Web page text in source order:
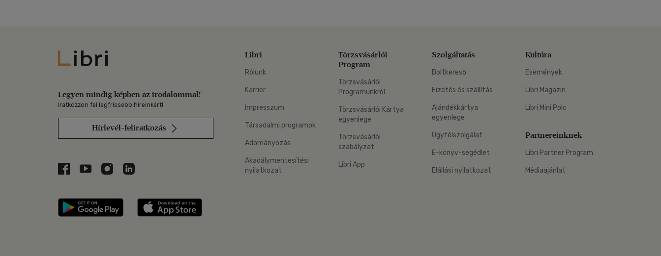
Libri
Legyen mindig képben az irodalommal!
Iratkozzon fel legfrissebb híreinkért!
Hírlevél-feliratkozás
Libri a Facebookon
Libri a Youtube-on
Libri az Instagramon
Libri a LinkedInen
Libri applikáció Szerezd meg: Google Play
Libri
Rólunk
Karrier
Impresszum
Társadalmi programok
Adományozás
Akadálymentesítési
nyilatkozat
Törzsvásárlói
Program
Törzsvásárlói
Programunkról
Törzsvásárlói Kártya
egyenlege
Törzsvásárlói
szabályzat
Libri App
Szolgáltatás
Boltkereső
Fizetés és szállítás
Ajándékkártya
egyenlege
Ügyfélszolgálat
E-könyv-segédlet
Elállási nyilatkozat
Kultúra
Események
Libri Magazin
Libri Mini Polc
Partnereinknek
Libri Partner Program
Médiaajánlat